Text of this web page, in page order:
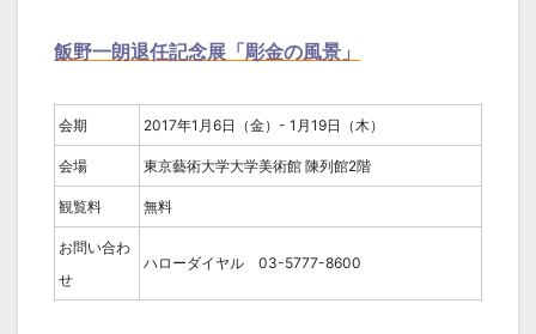
飯野一朗退任記念展「彫金の風景」
会期 2017年1月6日（金）- 1月19日（木）
会場 東京藝術大学大学美術館 陳列館2階
観覧料 無料
お問い合わ
せ
ハローダイヤル 03-5777-8600